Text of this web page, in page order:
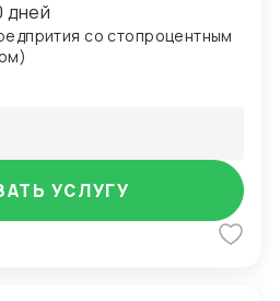
дней
со стопроцентным
УСЛУГУ